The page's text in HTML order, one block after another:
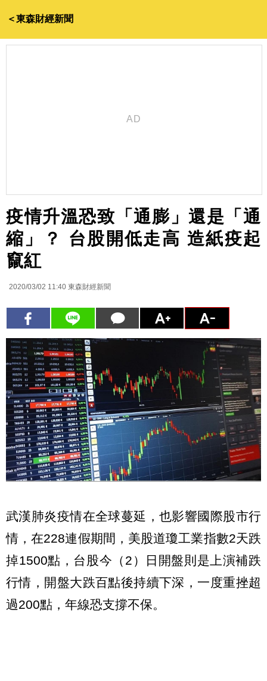
＜東森財經新聞
疫情升溫恐致「通膨」還是「通
縮」？ 台股開低走高 造紙疫起
竄紅
2020/03/02 11:40 東森財經新聞
武漢肺炎疫情在全球蔓延，也影響國際股市行
情，在228連假期間，美股道瓊工業指數2天跌
掉1500點，台股今（2）日開盤則是上演補跌
行情，開盤大跌百點後持續下深，一度重挫超
過200點，年線恐支撐不保。